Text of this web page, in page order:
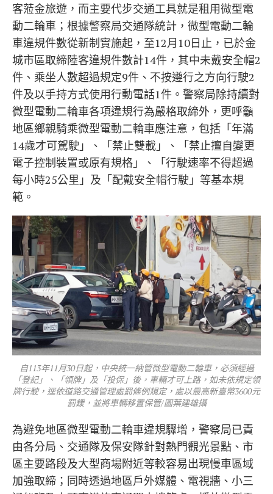
客蒞金旅遊，而主要代步交通工具就是租用微型電
動二輪車；根據警察局交通隊統計，微型電動二輪
車違規件數從新制實施起，至12月10日止，已於金
城市區取締陸客違規件數計14件，其中未戴安全帽2
件、乘坐人數超過規定9件、不按遵行之方向行駛2
件及以手持方式使用行動電話1件。警察局除持續對
微型電動二輪車各項違規行為嚴格取締外，更呼籲
地區鄉親騎乘微型電動二輪車應注意，包括「年滿
14歲才可駕駛」、「禁止雙載」、「禁止擅自變更
電子控制裝置或原有規格」、「行駛速率不得超過
每小時25公里」及「配戴安全帽行駛」等基本規
範。
自113年11月30日起，中央統一納管微型電動二輪車，必須經過
「登記」、「領牌」及「投保」後，車輛才可上路，如未依規定領
牌行駛，逕依道路交通管理處罰條例規定，處以最高新臺幣3600元
罰鍰，並將車輛移置保管/圖葉建雄攝
為避免地區微型電動二輪車違規驟增，警察局已責
由各分局、交通隊及保安隊針對熱門觀光景點、市
區主要路段及大型商場附近等較容易出現慢車區域
加強取締；同時透過地區戶外媒體、電視牆、小三